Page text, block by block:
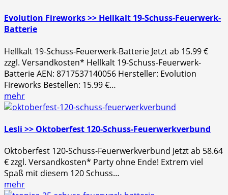
Evolution Fireworks >> Hellkalt 19-Schuss-Feuerwerk-
Batterie
Hellkalt 19-Schuss-Feuerwerk-Batterie Jetzt ab 15.99 €
zzgl. Versandkosten* Hellkalt 19-Schuss-Feuerwerk-
Batterie AEN: 8717537140056 Hersteller: Evolution
Fireworks Bestellen: 15.99 €…
mehr
Lesli >> Oktoberfest 120-Schuss-Feuerwerkverbund
Oktoberfest 120-Schuss-Feuerwerkverbund Jetzt ab 58.64
€ zzgl. Versandkosten* Party ohne Ende! Extrem viel
Spaß mit diesem 120 Schuss…
mehr